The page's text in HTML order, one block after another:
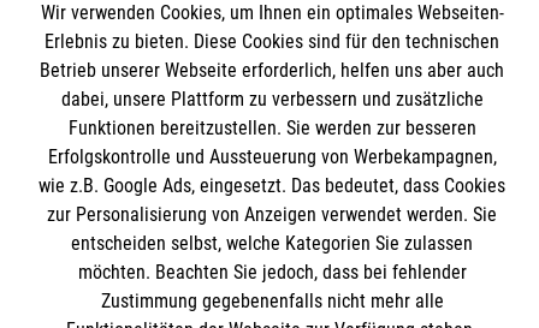
Angebote und Leistungen
Unsere Kurse
Mitarbeiten
Wir Malteser
Informationen
Kontakt
Pressestelle
Impressum
Datenschutz
Malteser online
Malteserorden
Malteser Jugend
Malteser International
Spendenkonto
Wir verwenden Cookies, um Ihnen ein optimales Webseiten-
Erlebnis zu bieten. Diese Cookies sind für den technischen
Betrieb unserer Webseite erforderlich, helfen uns aber auch
dabei, unsere Plattform zu verbessern und zusätzliche
Funktionen bereitzustellen. Sie werden zur besseren
Erfolgskontrolle und Aussteuerung von Werbekampagnen,
wie z.B. Google Ads, eingesetzt. Das bedeutet, dass Cookies
zur Personalisierung von Anzeigen verwendet werden. Sie
entscheiden selbst, welche Kategorien Sie zulassen
möchten. Beachten Sie jedoch, dass bei fehlender
Zustimmung gegebenenfalls nicht mehr alle